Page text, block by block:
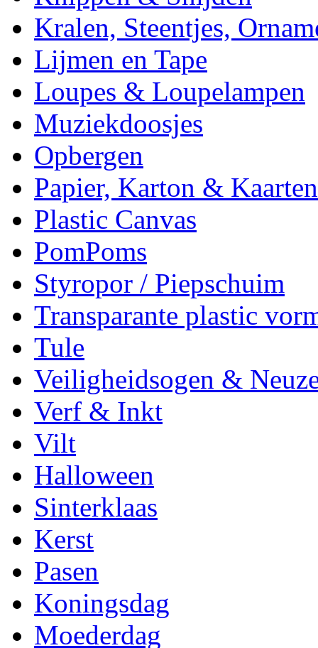
Kralen, Steentjes,
Lijmen en Tape
Loupes & Loupelampen
Muziekdoosjes
Opbergen
Papier, Karton & Kaarten
Plastic Canvas
PomPoms
Styropor / Piepschuim
Transparante plastic
Tule
Veiligheidsogen &
Verf & Inkt
Vilt
Halloween
Sinterklaas
Kerst
Pasen
Koningsdag
Moederdag